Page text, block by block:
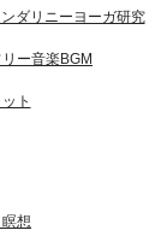
ダリニーヨーガ研究
ー音楽BGM
ト
想